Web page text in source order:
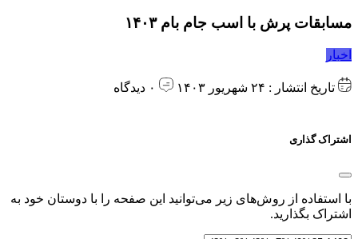
مسابقات پرش با اسب جام بام ۱۴۰۳
اخبار
تاریخ انتشار : ۲۴ شهریور ۱۴۰۳
اشتراک گذاری
با استفاده از روش‌های زیر می‌توانید این صفحه را با دوستان خود به
اشتراک بگذارید.